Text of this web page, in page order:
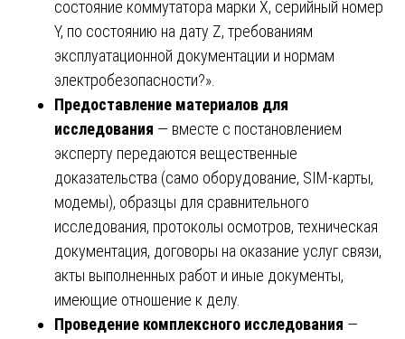
состояние коммутатора марки X, серийный номер
Y, по состоянию на дату Z, требованиям
эксплуатационной документации и нормам
электробезопасности?».
Предоставление материалов для
исследования — вместе с постановлением
эксперту передаются вещественные
доказательства (само оборудование, SIM-карты,
модемы), образцы для сравнительного
исследования, протоколы осмотров, техническая
документация, договоры на оказание услуг связи,
акты выполненных работ и иные документы,
имеющие отношение к делу.
Проведение комплексного исследования —